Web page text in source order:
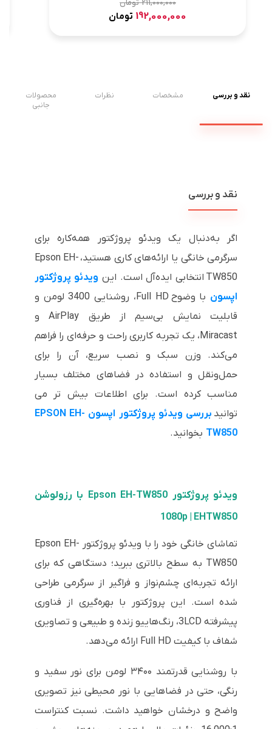
211,000,000تومان
192,000,000 تومان
نقد و بررسی مشخصات نظرات
محصولات
جانبی
نقد و بررسی
اگر به‌دنبال یک ویدئو پروژکتور همه‌کاره برای
سرگرمی خانگی یا ارائه‌های کاری هستید، Epson EH-
TW850 انتخابی ایده‌آل است. این
ویدئو پروژکتور
اپسون
با وضوح Full HD، روشنایی 3400 لومن و
قابلیت نمایش بی‌سیم از طریق AirPlay و
Miracast، یک تجربه کاربری راحت و حرفه‌ای را فراهم
می‌کند. وزن سبک و نصب سریع، آن را برای
حمل‌ونقل و استفاده در فضاهای مختلف بسیار
مناسب کرده است. برای اطلاعات بیش تر می
توانید
بررسی ویدئو پروژکتور اپسون EPSON EH-
TW850 بخوانید.
ویدئو پروژکتور Epson EH-TW850 با رزولوشن
1080p | EHTW850
تماشای خانگی خود را با ویدئو پروژکتور Epson EH-
TW850 به سطح بالاتری ببرید؛ دستگاهی که برای
ارائه تجربه‌ای چشم‌نواز و فراگیر از سرگرمی طراحی
شده است. این پروژکتور با بهره‌گیری از فناوری
پیشرفته 3LCD، رنگ‌هاییو زنده و طبیعی و تصاویری
شفاف با کیفیت Full HD ارائه می‌دهد.
با روشنایی قدرتمند ۳۴۰۰ لومن برای نور سفید و
رنگی، حتی در فضاهایی با نور محیطی نیز تصویری
واضح و درخشان خواهید داشت. نسبت کنتراست